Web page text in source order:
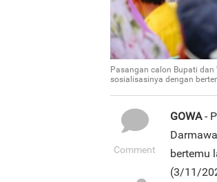
Pasangan calon Bupati
sosialisasinya dengan
Comment
GOWA-
bertemu
(3/11/